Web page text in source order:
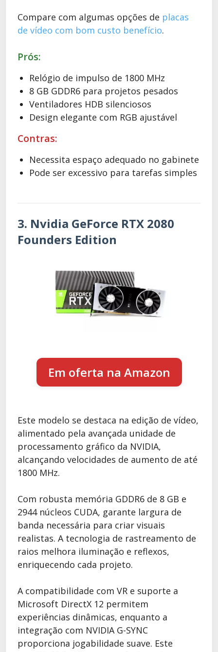
Compare com algumas opções de placas
de vídeo com bom custo benefício.
Prós:
Relógio de impulso de 1800 MHz
8 GB GDDR6 para projetos pesados
Ventiladores HDB silenciosos
Design elegante com RGB ajustável
Contras:
Necessita espaço adequado no gabinete
Pode ser excessivo para tarefas simples
3. Nvidia GeForce RTX 2080
Founders Edition
Em oferta na Amazon
Este modelo se destaca na edição de vídeo,
alimentado pela avançada unidade de
processamento gráfico da NVIDIA,
alcançando velocidades de aumento de até
1800 MHz.
Com robusta memória GDDR6 de 8 GB e
2944 núcleos CUDA, garante largura de
banda necessária para criar visuais
realistas. A tecnologia de rastreamento de
raios melhora iluminação e reflexos,
enriquecendo cada projeto.
A compatibilidade com VR e suporte a
Microsoft DirectX 12 permitem
experiências dinâmicas, enquanto a
integração com NVIDIA G-SYNC
proporciona jogabilidade suave. Este